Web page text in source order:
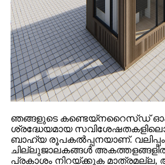
ഞങ്ങളുടെ കണ്ടെയ്‌നറൈസ്ഡ്
ശ്രദ്ധേയമായ
ബാഹ്യ രൂപകൽപ്പനയാണ്.
ചില്ലുജാലകങ്ങൾ
പ്രകാശം നിറയ്ക്കുക